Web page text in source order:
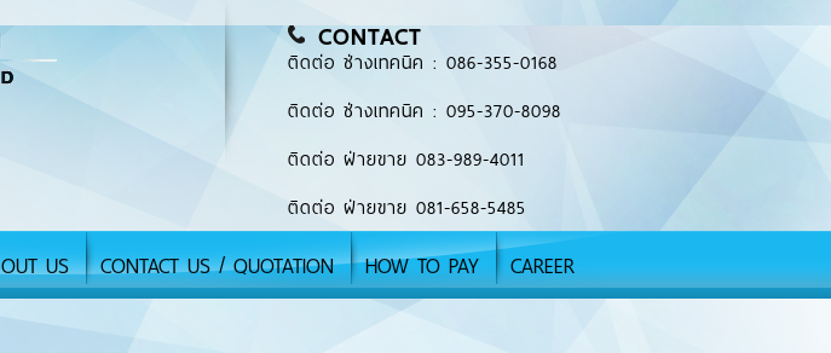
CONTACT
ติดต่อ ช่างเทคนิค : 086-355-0168
ติดต่อ ช่างเทคนิค : 095-370-8098
ติดต่อ ฝ่ายขาย 083-989-4011
ติดต่อ ฝ่ายขาย 081-658-5485
US CONTACT US / QUOTATION HOW TO PAY CAREER